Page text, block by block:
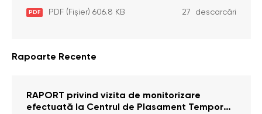
privire la Curtea Constituțională şi art. 26 din
Legea cu privire la Avocatul Poporului
PDF PDF (Fișier) 606.8 KB 27 descarcări
Rapoarte Recente
RAPORT privind vizita de monitorizare
efectuată la Centrul de Plasament Temporar